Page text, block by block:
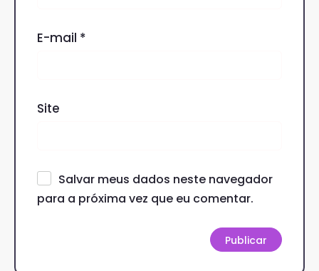
E-mail *
Site
Salvar meus dados neste navegador
para a próxima vez que eu comentar.